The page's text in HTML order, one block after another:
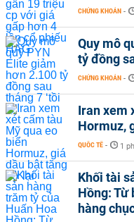
CHỨNG KHOÁN -
Quy mô
tỷ đồng
CHỨNG KHOÁN -
Iran xem
Hormuz,
QUỐC TẾ - 1
Khối tài
Hồng: Từ
hàng